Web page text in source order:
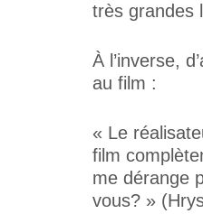
très grandes
À l’inverse,
au film :
« Le
film
me dérange
vous? »